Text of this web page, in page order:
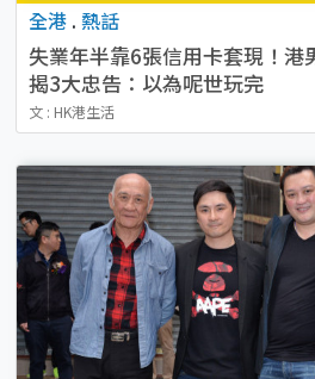
全港 . 熱話
失業年半靠6張信用卡套現！
揭3大忠告：以為呢世玩完
文 : HK港生活